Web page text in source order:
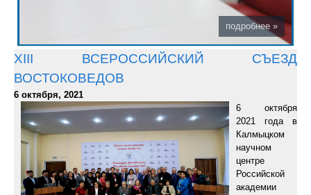
XIII ВСЕРОССИЙСКИЙ СЪЕЗД
ВОСТОКОВЕДОВ
6 октября, 2021
6 октября
2021 года в
Калмыцком
научном
центре
Российской
академии